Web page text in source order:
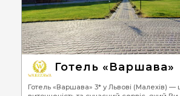
Готель «Варшава»
Готель «Варшава» 3* у Львові (Малехів) —